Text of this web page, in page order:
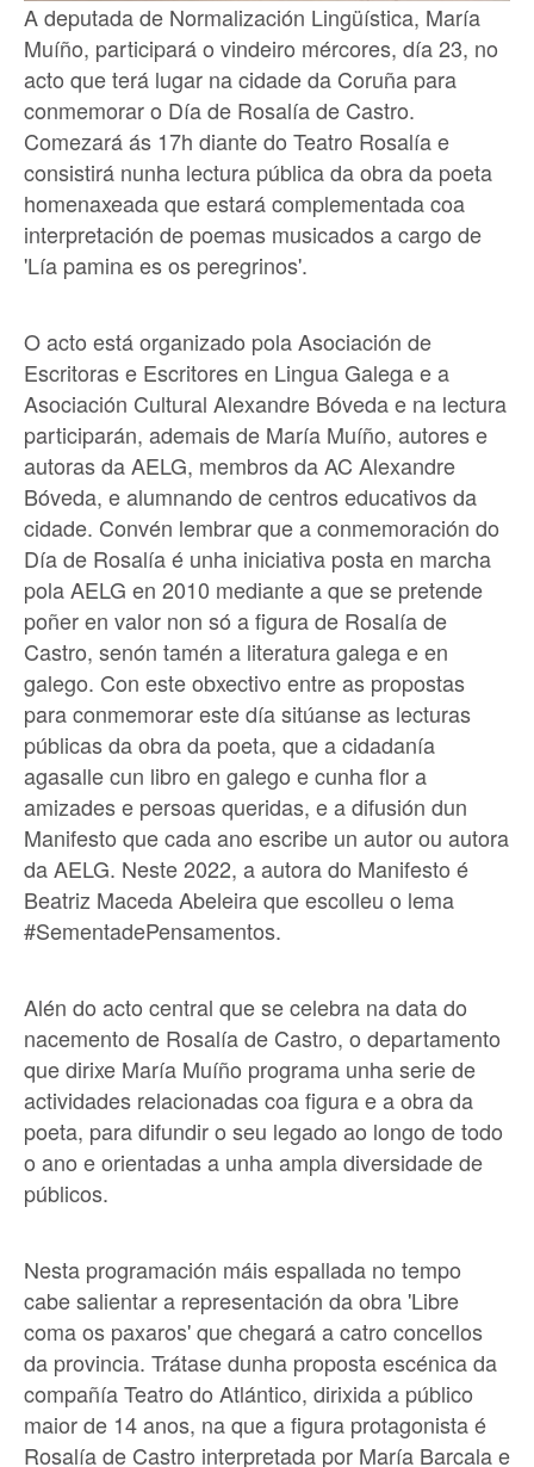
A deputada de Normalización Lingüística, María
Muíño, participará o vindeiro mércores, día 23, no
acto que terá lugar na cidade da Coruña para
conmemorar o Día de Rosalía de Castro.
Comezará ás 17h diante do Teatro Rosalía e
consistirá nunha lectura pública da obra da poeta
homenaxeada que estará complementada coa
interpretación de poemas musicados a cargo de
'Lía pamina es os peregrinos'.
O acto está organizado pola Asociación de
Escritoras e Escritores en Lingua Galega e a
Asociación Cultural Alexandre Bóveda e na lectura
participarán, ademais de María Muíño, autores e
autoras da AELG, membros da AC Alexandre
Bóveda, e alumnando de centros educativos da
cidade. Convén lembrar que a conmemoración do
Día de Rosalía é unha iniciativa posta en marcha
pola AELG en 2010 mediante a que se pretende
poñer en valor non só a figura de Rosalía de
Castro, senón tamén a literatura galega e en
galego. Con este obxectivo entre as propostas
para conmemorar este día sitúanse as lecturas
públicas da obra da poeta, que a cidadanía
agasalle cun libro en galego e cunha flor a
amizades e persoas queridas, e a difusión dun
Manifesto que cada ano escribe un autor ou autora
da AELG. Neste 2022, a autora do Manifesto é
Beatriz Maceda Abeleira que escolleu o lema
#SementadePensamentos.
Alén do acto central que se celebra na data do
nacemento de Rosalía de Castro, o departamento
que dirixe María Muíño programa unha serie de
actividades relacionadas coa figura e a obra da
poeta, para difundir o seu legado ao longo de todo
o ano e orientadas a unha ampla diversidade de
públicos.
Nesta programación máis espallada no tempo
cabe salientar a representación da obra 'Libre
coma os paxaros' que chegará a catro concellos
da provincia. Trátase dunha proposta escénica da
compañía Teatro do Atlántico, dirixida a público
maior de 14 anos, na que a figura protagonista é
Rosalía de Castro interpretada por María Barcala e